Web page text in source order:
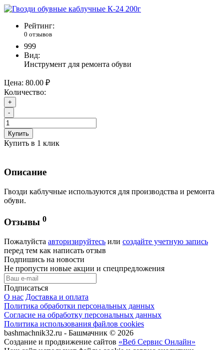
Рейтинг:
0 отзывов
999
Вид:
Инструмент для ремонта обуви
Цена: 80.00 ₽
Количество:
+
-
Купить
Купить в 1 клик
Описание
Гвозди каблучные используются для производства и ремонта
обуви.
Отзывы 0
Пожалуйста авторизируйтесь или создайте учетную запись
перед тем как написать отзыв
Подпишись на новости
Не пропусти новые акции и спецпредложения
Подписаться
О нас Доставка и оплата
Политика обработки персональных данных
Согласие на обработку персональных данных
Политика использования файлов cookies
bashmachnik32.ru - Башмачник © 2026
Создание и продвижение сайтов «Веб Сервис Онлайн»